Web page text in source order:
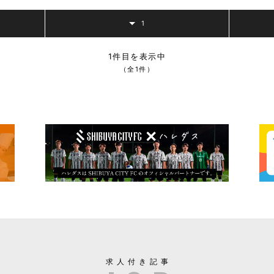
1
1件目を表示中
（全1件）
求人付き記事